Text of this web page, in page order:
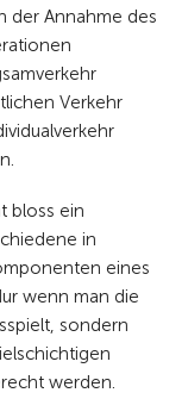
der Annahme des
Verkehr
bloss ein
in
eines
wenn man die
sondern
werden.